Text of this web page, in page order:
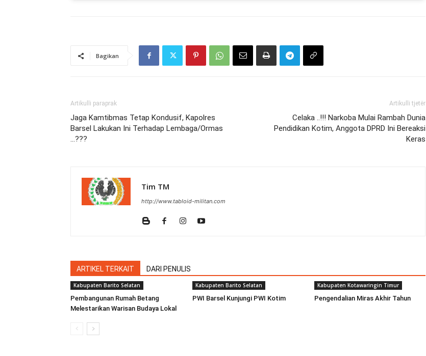
Bagikan
Artikulli paraprak
Jaga Kamtibmas Tetap Kondusif, Kapolres
Barsel Lakukan Ini Terhadap Lembaga/Ormas
…???
Artikulli tjetër
Celaka ..!!! Narkoba Mulai Rambah Dunia
Pendidikan Kotim, Anggota DPRD Ini Bereaksi
Keras
Tim TM
http://www.tabloid-militan.com
ARTIKEL TERKAIT DARI PENULIS
Kabupaten Barito Selatan
Pembangunan Rumah Betang
Melestarikan Warisan Budaya Lokal
Kabupaten Barito Selatan
PWI Barsel Kunjungi PWI Kotim
Kabupaten Kotawaringin Timur
Pengendalian Miras Akhir Tahun